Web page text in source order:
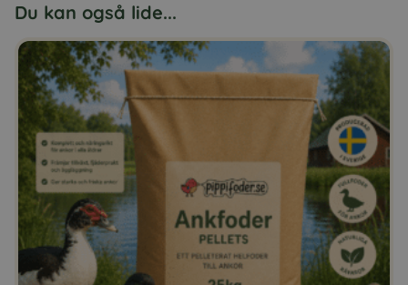
Du kan også lide...